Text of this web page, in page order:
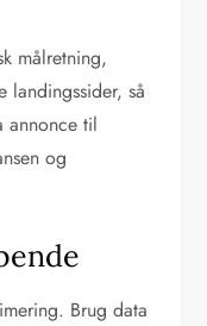
målretning,
landingssider, så
annonce til
og
Brug data